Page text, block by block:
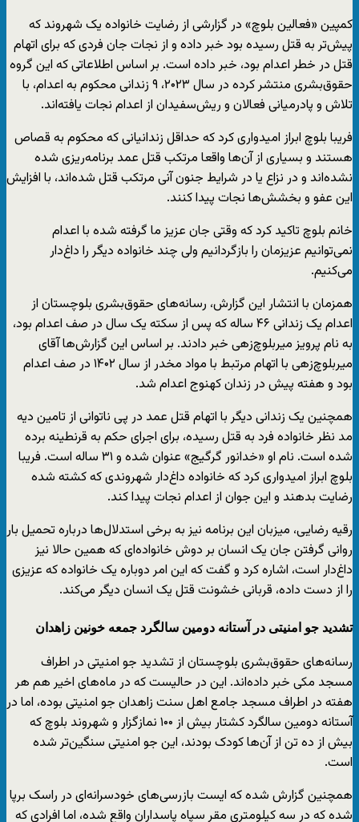
کمپین «فعالین بلوچ» در گزارشی از رضایت خانواده یک شهروند که
پیش‌تر به قتل رسیده بود خبر داده و از نجات جان فردی که برای اتهام
قتل در خطر اعدام بود، خبر داده است. بر اساس اطلاعاتی که این گروه
حقوق‌بشری منتشر کرده در سال ۲۰۲۳، ۹ زندانی محکوم به اعدام، با
تلاش و پادرمیانی فعالان و ریش‌سفیدان از اعدام نجات یافته‌اند.
فریبا بلوچ ابراز امیدواری کرد که حداقل زندانیانی که محکوم به قصاص
هستند و بسیاری از آن‌ها واقعا مرتکب قتل عمد برنامه‌ریزی شده
نشده‌اند و در نزاع یا در شرایط جنون آنی مرتکب قتل شده‌اند، با افزایش
این عفو و بخشش‌ها نجات پیدا کنند.
خانم بلوچ تاکید کرد که وقتی جان عزیز ما گرفته شده با اعدام
نمی‌توانیم عزیزمان را بازگردانیم ولی چند خانواده دیگر را داغ‌دار
می‌کنیم.
همزمان با انتشار این گزارش، رسانه‌های حقوق‌بشری بلوچستان از
اعدام یک زندانی ۴۶ ساله که پس از سکته یک سال در صف اعدام بود،
به نام پرویز میربلوچ‌زهی خبر دادند. بر اساس این گزارش‌ها آقای
میربلوچ‌زهی با اتهام مرتبط با مواد مخدر از سال ۱۴۰۲ در صف اعدام
بود و هفته پیش در زندان کهنوج اعدام شد.
همچنین یک زندانی دیگر با اتهام قتل عمد در پی ناتوانی از تامین دیه
مد نظر خانواده فرد به قتل رسیده، برای اجرای حکم به قرنطینه برده
شده است. نام او «خدانور گرگیج» عنوان شده و ۳۱ ساله است. فریبا
بلوچ ابراز امیدواری کرد که خانواده داغ‌دار شهروندی که کشته شده
رضایت بدهند و این جوان از اعدام نجات پیدا کند.
رقیه رضایی، میزبان این برنامه نیز به برخی استدلال‌ها درباره تحمیل بار
روانی گرفتن جان یک انسان بر دوش خانواده‌ای که همین حالا نیز
داغ‌دار است، اشاره کرد و گفت که این امر دوباره یک خانواده که عزیزی
را از دست داده، قربانی خشونت قتل یک انسان دیگر می‌کند.
تشدید جو امنیتی در آستانه دومین سالگرد جمعه خونین زاهدان
رسانه‌های حقوق‌بشری بلوچستان از تشدید جو امنیتی در اطراف
مسجد مکی خبر داده‌اند. این در حالیست که در ماه‌های اخیر هم هر
هفته در اطراف مسجد جامع اهل سنت زاهدان جو امنیتی بوده، اما در
آستانه دومین سالگرد کشتار بیش از ۱۰۰ نمازگزار و شهروند بلوچ که
بیش از ده تن از آن‌ها کودک بودند، این جو امنیتی سنگین‌تر شده
است.
همچنین گزارش شده که ایست بازرسی‌های خودسرانه‌ای در راسک برپا
شده که در سه کیلومتری مقر سپاه پاسداران واقع شده، اما افرادی که